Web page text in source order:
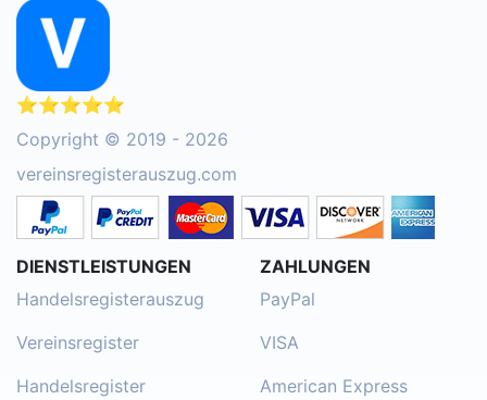
⭐⭐⭐⭐⭐
Copyright © 2019 - 2026
vereinsregisterauszug.com
DIENSTLEISTUNGEN
Handelsregisterauszug
Vereinsregister
Handelsregister
ZAHLUNGEN
PayPal
VISA
American Express